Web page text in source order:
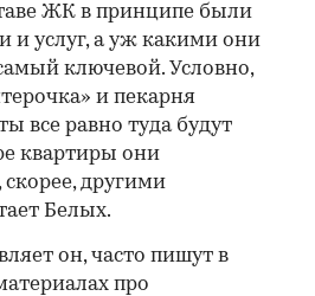
ЖК в принципе были
и услуг, а уж какими они
ключевой. Условно,
и пекарня
все равно туда будут
квартиры они
скорее, другими
Белых.
он, часто пишут в
про